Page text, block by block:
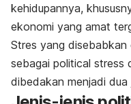
kehidupannya,
ekonomi yang amat
Stres yang
sebagai political stress
dibedakan menjadi dua